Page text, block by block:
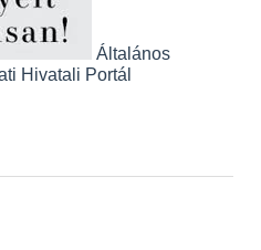
Általános
Hivatali Portál